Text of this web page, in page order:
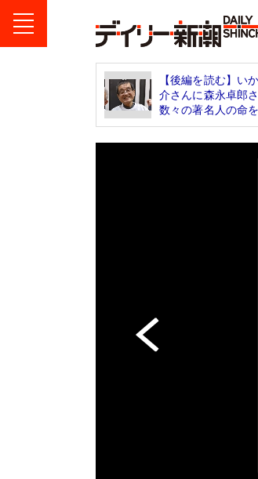
【後編を読む】い
介さんに森永卓郎
数々の著名人の命を